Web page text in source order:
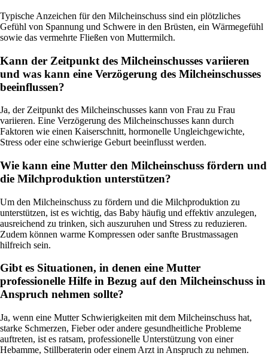
Typische Anzeichen für den Milcheinschuss sind ein plötzliches
Gefühl von Spannung und Schwere in den Brüsten, ein Wärmegefühl
sowie das vermehrte Fließen von Muttermilch.
Kann der Zeitpunkt des Milcheinschusses variieren
und was kann eine Verzögerung des Milcheinschusses
beeinflussen?
Ja, der Zeitpunkt des Milcheinschusses kann von Frau zu Frau
variieren. Eine Verzögerung des Milcheinschusses kann durch
Faktoren wie einen Kaiserschnitt, hormonelle Ungleichgewichte,
Stress oder eine schwierige Geburt beeinflusst werden.
Wie kann eine Mutter den Milcheinschuss fördern und
die Milchproduktion unterstützen?
Um den Milcheinschuss zu fördern und die Milchproduktion zu
unterstützen, ist es wichtig, das Baby häufig und effektiv anzulegen,
ausreichend zu trinken, sich auszuruhen und Stress zu reduzieren.
Zudem können warme Kompressen oder sanfte Brustmassagen
hilfreich sein.
Gibt es Situationen, in denen eine Mutter
professionelle Hilfe in Bezug auf den Milcheinschuss in
Anspruch nehmen sollte?
Ja, wenn eine Mutter Schwierigkeiten mit dem Milcheinschuss hat,
starke Schmerzen, Fieber oder andere gesundheitliche Probleme
auftreten, ist es ratsam, professionelle Unterstützung von einer
Hebamme, Stillberaterin oder einem Arzt in Anspruch zu nehmen.